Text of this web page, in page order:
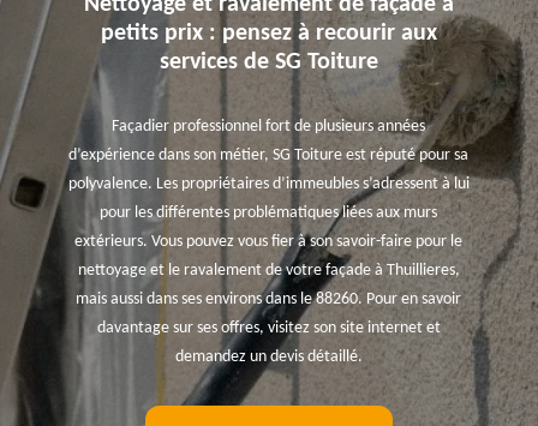
Nettoyage et ravalement de façade à
petits prix : pensez à recourir aux
services de SG Toiture
Façadier professionnel fort de plusieurs années
d’expérience dans son métier, SG Toiture est réputé pour sa
polyvalence. Les propriétaires d’immeubles s’adressent à lui
pour les différentes problématiques liées aux murs
extérieurs. Vous pouvez vous fier à son savoir-faire pour le
nettoyage et le ravalement de votre façade à Thuillieres,
mais aussi dans ses environs dans le 88260. Pour en savoir
davantage sur ses offres, visitez son site internet et
demandez un devis détaillé.